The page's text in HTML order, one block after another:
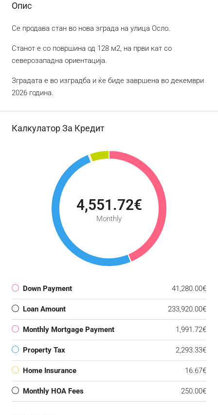
Опис
Се продава стан во нова зграда на улица Осло.
Станот е со површина од 128 м2, на први кат со
северозападна ориентација.
Зградата е во изградба и ќе биде завршена во декември
2026 година.
Калкулатор За Кредит
4,551.72€
Monthly
Down Payment 41,280.00€
Loan Amount 233,920.00€
Monthly Mortgage Payment 1,991.72€
Property Tax 2,293.33€
Home Insurance 16.67€
Monthly HOA Fees 250.00€